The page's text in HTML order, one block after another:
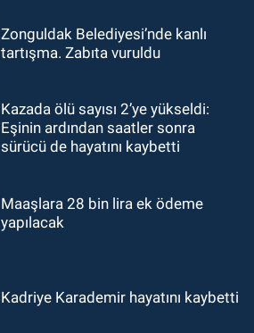
20:56Otomobilin çarptığı yaşlı
Zonguldak Belediyesi’nde kanlı
tartışma. Zabıta vuruldu
Kazada ölü sayısı 2’ye yükseldi:
Eşinin ardından saatler sonra
sürücü de hayatını kaybetti
Maaşlara 28 bin lira ek ödeme
yapılacak
Kadriye Karademir hayatını kaybetti